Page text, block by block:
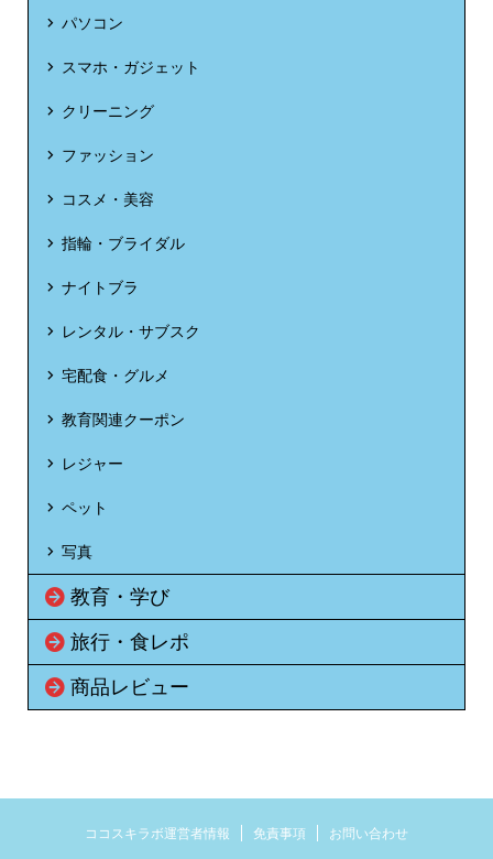
パソコン
スマホ・ガジェット
クリーニング
ファッション
コスメ・美容
指輪・ブライダル
ナイトブラ
レンタル・サブスク
宅配食・グルメ
教育関連クーポン
レジャー
ペット
写真
教育・学び
旅行・食レポ
商品レビュー
ココスキラボ運営者情報 免責事項 お問い合わせ